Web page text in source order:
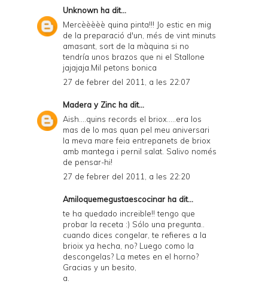
Unknown ha dit...
Mercèèèèè quina pinta!!! Jo estic en mig
de la preparació d'un, més de vint minuts
amasant, sort de la màquina si no
tendría unos brazos que ni el Stallone
jajajaja.Mil petons bonica
27 de febrer del 2011, a les 22:07
Madera y Zinc ha dit...
Aish....quins records el briox.....era los
mas de lo mas quan pel meu aniversari
la meva mare feia entrepanets de briox
amb mantega i pernil salat. Salivo només
de pensar-hi!
27 de febrer del 2011, a les 22:20
Amiloquemegustaescocinar ha dit...
te ha quedado increible!! tengo que
probar la receta :) Sólo una pregunta..
cuando dices congelar, te refieres a la
brioix ya hecha, no? Luego como la
descongelas? La metes en el horno?
Gracias y un besito,
a.